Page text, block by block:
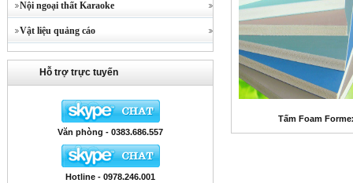
Nội ngoại thất Karaoke
Vật liệu quảng cáo
Hỗ trợ trực tuyến
Văn phòng - 0383.686.557
Hotline - 0978.246.001
Tấm Foam